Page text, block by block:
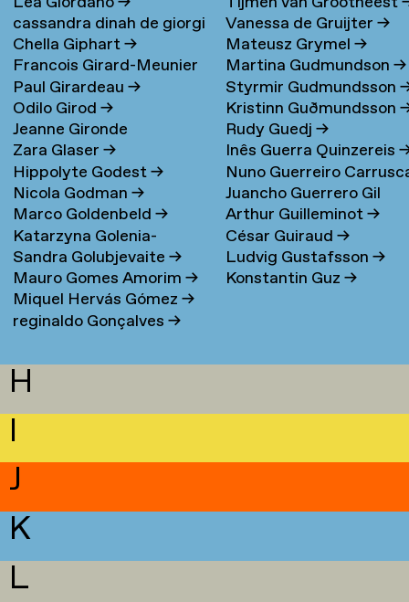
cassandra dinah de giorgi
→
Chella Giphart→
Francois Girard-Meunier
Paul Girardeau→
Odilo Girod→
Jeanne Gironde
Zara Glaser→
Hippolyte Godest→
Nicola Godman→
Marco Goldenbeld→
Katarzyna Golenia-
Baldyga→
Sandra Golubjevaite→
Mauro Gomes Amorim→
Miquel Hervás Gómez→
reginaldo Gonçalves→
Vanessa de Gruijter→
Mateusz Grymel→
Martina Gudmundson→
Styrmir Gudmundsson
Kristinn Guðmundsson
Rudy Guedj→
Inês Guerra Quinzereis
Nuno Guerreiro
Juancho Guerrero Gil
Arthur Guilleminot→
César Guiraud→
Ludvig Gustafsson→
Konstantin Guz→
H
I
J
K
L